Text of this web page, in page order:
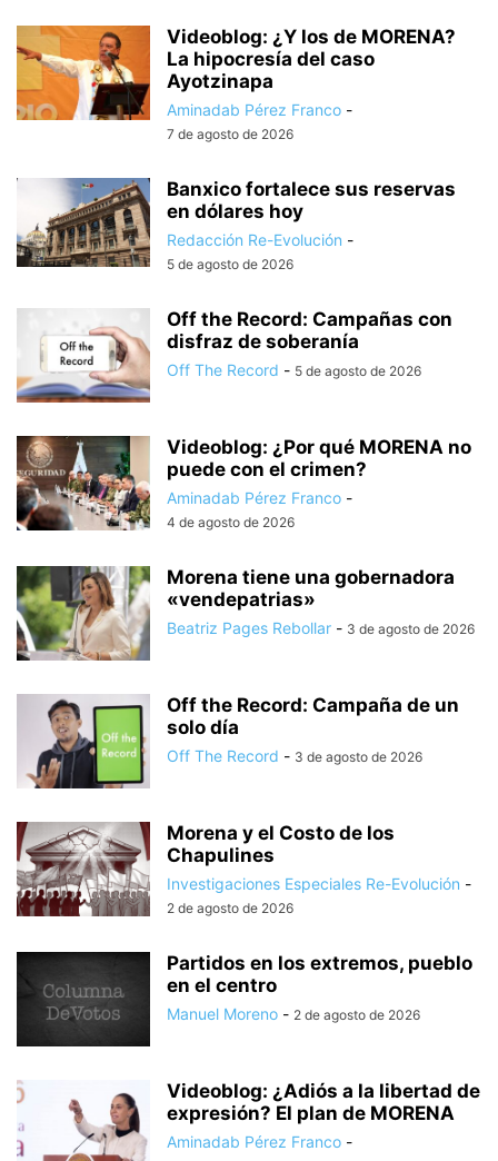
Videoblog: ¿Y los de MORENA?
La hipocresía del caso
Ayotzinapa
Aminadab Pérez Franco -
7 de agosto de 2026
Banxico fortalece sus reservas
en dólares hoy
Redacción Re-Evolución -
5 de agosto de 2026
Off the Record: Campañas con
disfraz de soberanía
Off The Record - 5 de agosto de 2026
Videoblog: ¿Por qué MORENA no
puede con el crimen?
Aminadab Pérez Franco -
4 de agosto de 2026
Morena tiene una gobernadora
«vendepatrias»
Beatriz Pages Rebollar - 3 de agosto de 2026
Off the Record: Campaña de un
solo día
Off The Record - 3 de agosto de 2026
Morena y el Costo de los
Chapulines
Investigaciones Especiales Re-Evolución -
2 de agosto de 2026
Partidos en los extremos, pueblo
en el centro
Manuel Moreno - 2 de agosto de 2026
Videoblog: ¿Adiós a la libertad de
expresión? El plan de MORENA
Aminadab Pérez Franco -